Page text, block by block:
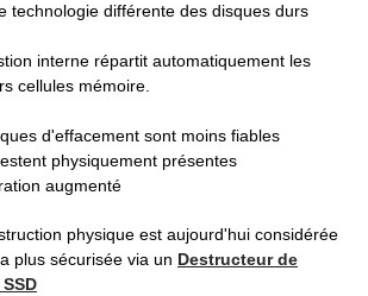
technologie différente des disques durs
interne répartit automatiquement les
cellules mémoire.
d'effacement sont moins fiables
physiquement présentes
augmenté
physique est aujourd'hui considérée
plus sécurisée via un Destructeur de